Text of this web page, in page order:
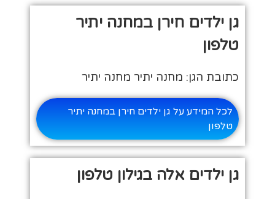
גן ילדים חירן במחנה יתיר
טלפון
כתובת הגן: מחנה יתיר מחנה יתיר
לכל המידע על גן ילדים חירן במחנה יתיר
טלפון
גן ילדים אלה בגילון טלפון